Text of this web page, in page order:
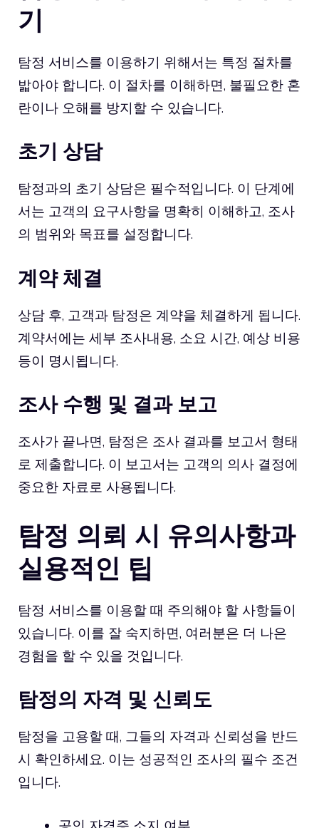
기
탐정 서비스를 이용하기 위해서는 특정 절차를
밟아야 합니다. 이 절차를 이해하면, 불필요한 혼
란이나 오해를 방지할 수 있습니다.
초기 상담
탐정과의 초기 상담은 필수적입니다. 이 단계에
서는 고객의 요구사항을 명확히 이해하고, 조사
의 범위와 목표를 설정합니다.
계약 체결
상담 후, 고객과 탐정은 계약을 체결하게 됩니다.
계약서에는 세부 조사내용, 소요 시간, 예상 비용
등이 명시됩니다.
조사 수행 및 결과 보고
조사가 끝나면, 탐정은 조사 결과를 보고서 형태
로 제출합니다. 이 보고서는 고객의 의사 결정에
중요한 자료로 사용됩니다.
탐정 의뢰 시 유의사항과
실용적인 팁
탐정 서비스를 이용할 때 주의해야 할 사항들이
있습니다. 이를 잘 숙지하면, 여러분은 더 나은
경험을 할 수 있을 것입니다.
탐정의 자격 및 신뢰도
탐정을 고용할 때, 그들의 자격과 신뢰성을 반드
시 확인하세요. 이는 성공적인 조사의 필수 조건
입니다.